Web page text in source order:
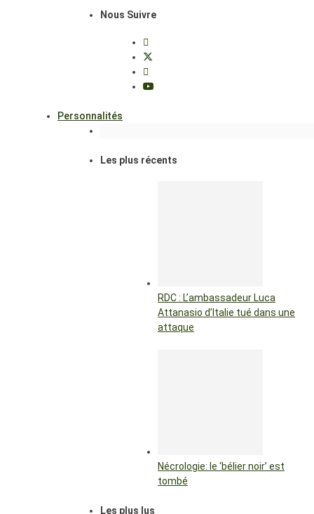
Nous Suivre
Personnalités
Les plus récents
RDC : L’ambassadeur Luca
Attanasio d’Italie tué dans une
attaque
Nécrologie: le ‘bélier noir’ est
tombé
Les plus lus